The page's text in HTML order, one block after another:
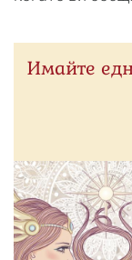
Имайте